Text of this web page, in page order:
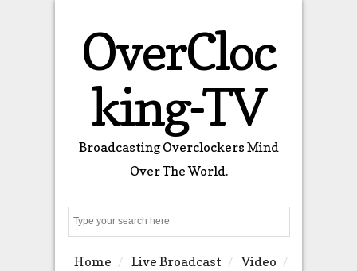
OverCloc
king-TV
Broadcasting Overclockers Mind
Over The World.
Home Live Broadcast
Video